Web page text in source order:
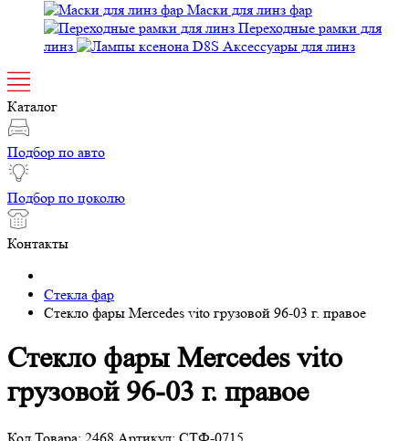
Аксессуары для линз
Каталог
Подбор по авто
Подбор по цоколю
Контакты
Стекло фары Mercedes vito грузовой 96-03 г. правое
грузовой 96-03 г. правое
Код Товара:
Все о товаре